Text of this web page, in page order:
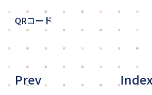
QRコード
Prev Index